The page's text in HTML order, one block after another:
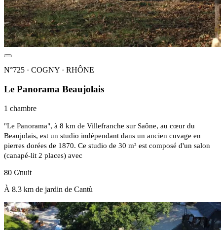
N°725 · COGNY · RHÔNE
Le Panorama Beaujolais
1 chambre
"Le Panorama", à 8 km de Villefranche sur Saône, au cœur du
Beaujolais, est un studio indépendant dans un ancien cuvage en
pierres dorées de 1870. Ce studio de 30 m² est composé d'un salon
(canapé-lit 2 places) avec
80 €/nuit
À 8.3 km de jardin de Cantù